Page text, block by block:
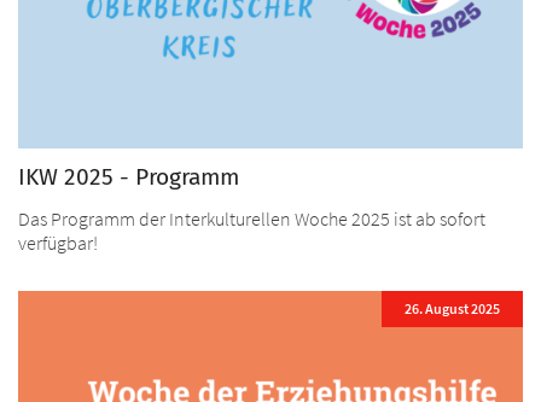
IKW 2025 - Programm
Das Programm der Interkulturellen Woche 2025 ist ab sofort
verfügbar!
26. August 2025